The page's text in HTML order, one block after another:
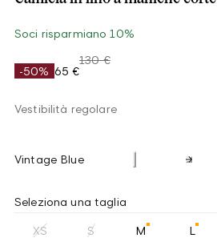
Soci risparmiano 10%
-50% 65 €
130 €
Vestibilità regolare
Vintage Blue
Seleziona una taglia
XS S M L